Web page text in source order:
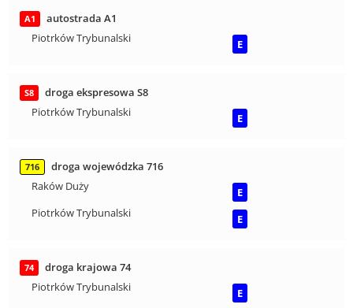
A1
autostrada A1
Piotrków Trybunalski
E
S8
droga ekspresowa S8
Piotrków Trybunalski
E
716
droga wojewódzka 716
Raków Duży
E
Piotrków Trybunalski
E
74
droga krajowa 74
Piotrków Trybunalski
E